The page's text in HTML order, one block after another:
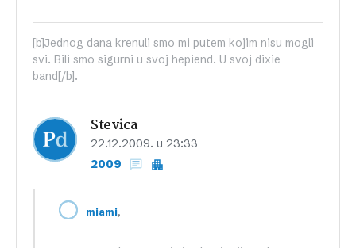
[b]Jednog dana krenuli smo mi putem kojim nisu mogli
svi. Bili smo sigurni u svoj hepiend. U svoj dixie
band[/b].
Stevica
22.12.2009. u 23:33
2009
miami,